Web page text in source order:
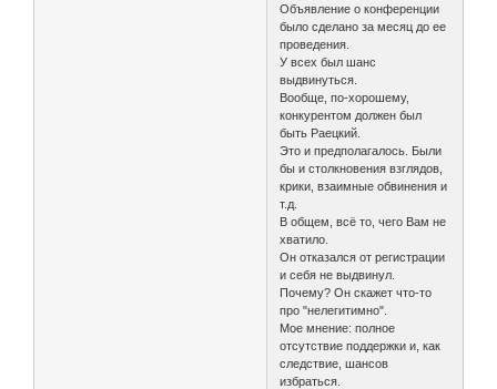
Объявление о конференции
было сделано за месяц до ее
проведения.
У всех был шанс
выдвинуться.
Вообще, по-хорошему,
конкурентом должен был
быть Раецкий.
Это и предполагалось. Были
бы и столкновения взглядов,
крики, взаимные обвинения и
т.д.
В общем, всё то, чего Вам не
хватило.
Он отказался от регистрации
и себя не выдвинул.
Почему? Он скажет что-то
про "нелегитимно".
Мое мнение: полное
отсутствие поддержки и, как
следствие, шансов
избраться.